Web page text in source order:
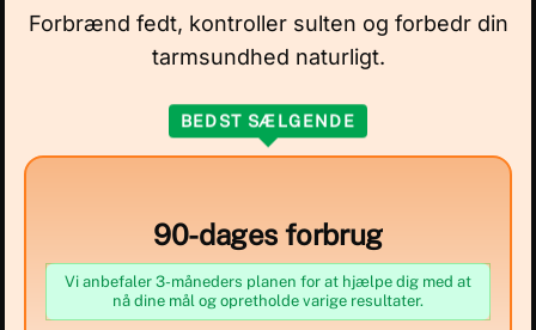
Forbrænd fedt, kontroller sulten og forbedr din
tarmsundhed naturligt.
BEDST SÆLGENDE
90-dages forbrug
Vi anbefaler 3-måneders planen for at hjælpe dig med at
nå dine mål og opretholde varige resultater.